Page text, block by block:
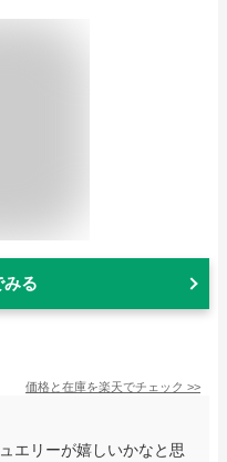
みる
価格と在庫を楽天でチェック >>
エリーが嬉しいかなと思